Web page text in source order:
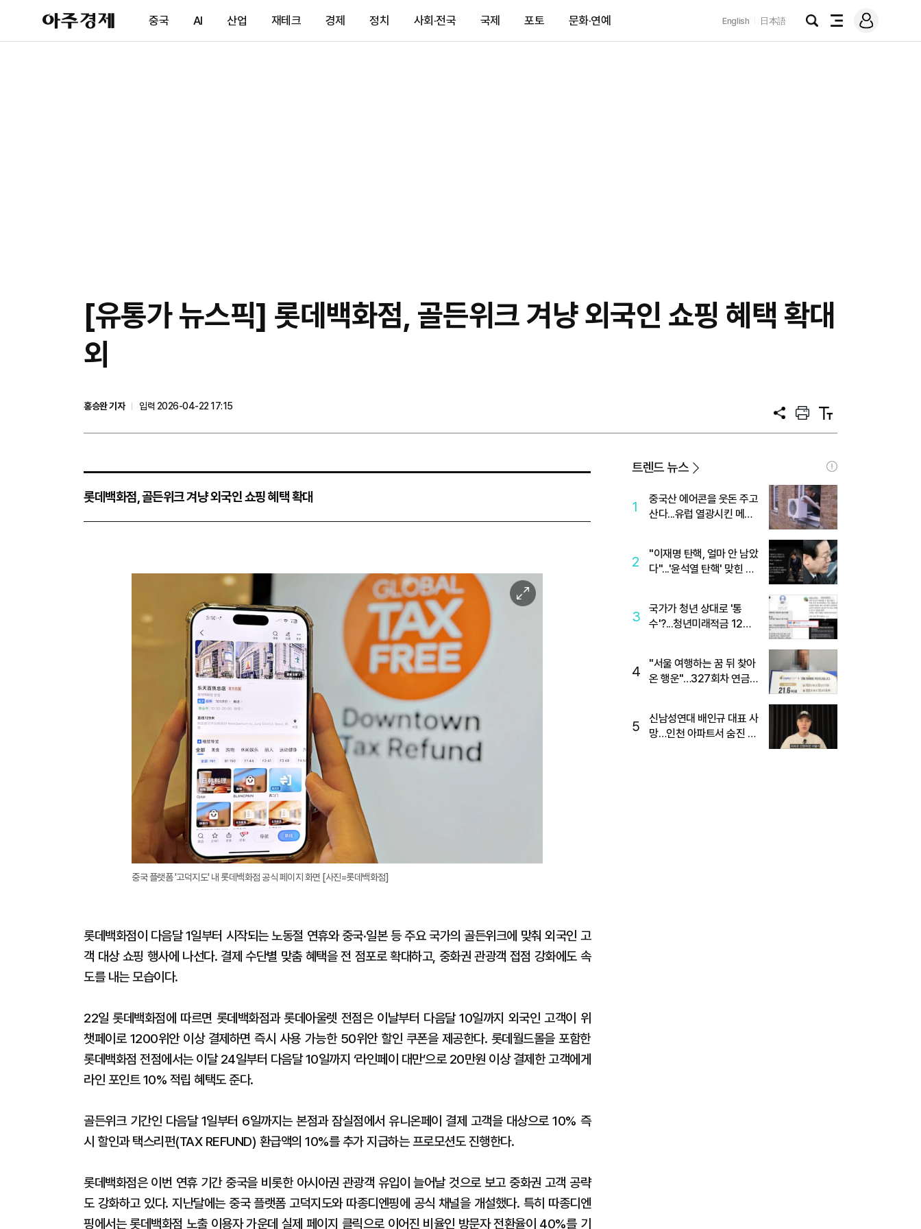
아
주
제
중국 AI 산업 재테크 경제 정치 사회·전국 국제 포토 문화·연예 English 日本語
검
전
메
그
[유통가 뉴스픽] 롯데백화점, 골든위크 겨냥 외국인 쇼핑 혜택 확대
외
홍승완 기자
입력 2026-04-22 17:15
공
프
트
텍
트
롯데백화점, 골든위크 겨냥 외국인 쇼핑 혜택 확대
이
미
중국 플랫폼 '고덕지도' 내 롯데백화점 공식 페이지 화면 [사진=롯데백화점]
롯데백화점이 다음달 1일부터 시작되는 노동절 연휴와 중국·일본 등 주요 국가의 골든위크에 맞춰 외국인 고
객 대상 쇼핑 행사에 나선다. 결제 수단별 맞춤 혜택을 전 점포로 확대하고, 중화권 관광객 접점 강화에도 속
도를 내는 모습이다.
22일 롯데백화점에 따르면 롯데백화점과 롯데아울렛 전점은 이날부터 다음달 10일까지 외국인 고객이 위
챗페이로 1200위안 이상 결제하면 즉시 사용 가능한 50위안 할인 쿠폰을 제공한다. 롯데월드몰을 포함한
롯데백화점 전점에서는 이달 24일부터 다음달 10일까지 ‘라인페이 대만’으로 20만원 이상 결제한 고객에게
라인 포인트 10% 적립 혜택도 준다.
골든위크 기간인 다음달 1일부터 6일까지는 본점과 잠실점에서 유니온페이 결제 고객을 대상으로 10% 즉
시 할인과 택스리펀(TAX REFUND) 환급액의 10%를 추가 지급하는 프로모션도 진행한다.
롯데백화점은 이번 연휴 기간 중국을 비롯한 아시아권 관광객 유입이 늘어날 것으로 보고 중화권 고객 공략
도 강화하고 있다. 지난달에는 중국 플랫폼 고덕지도와 따종디엔핑에 공식 채널을 개설했다. 특히 따종디엔
핑에서는 롯데백화점 노출 이용자 가운데 실제 페이지 클릭으로 이어진 비율인 방문자 전환율이 40%를 기
트렌드 뉴스
1
중국산 에어콘을 웃돈 주고
산다...유럽 열광시킨 메이
2
"이재명 탄핵, 얼마 안 남았
다"...'윤석열 탄핵' 맞힌 무
3
국가가 청년 상대로 '통
수'?...청년미래적금 12%
4
"서울 여행하는 꿈 뒤 찾아
온 행운"…327회차 연금
5
신남성연대 배인규 대표 사
망…인천 아파트서 숨진 채